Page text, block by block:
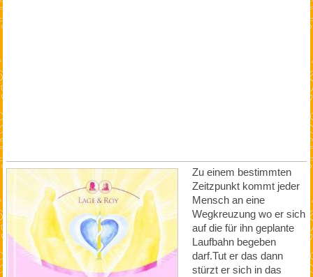
Zu einem bestimmten
Zeitzpunkt kommt jeder
Mensch an eine
Wegkreuzung wo er sich
auf die für ihn geplante
Laufbahn begeben
darf.Tut er das dann
stürzt er sich in das